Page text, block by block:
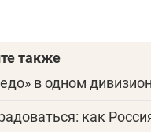
также
в одном
как